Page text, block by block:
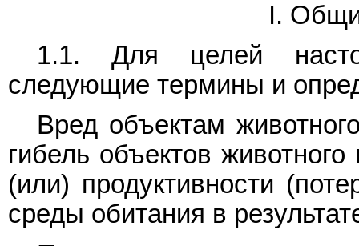
I.
1.1. Для целей
следующие термины и
Вред объектам
гибель объектов
(или) продуктивности
среды обитания в